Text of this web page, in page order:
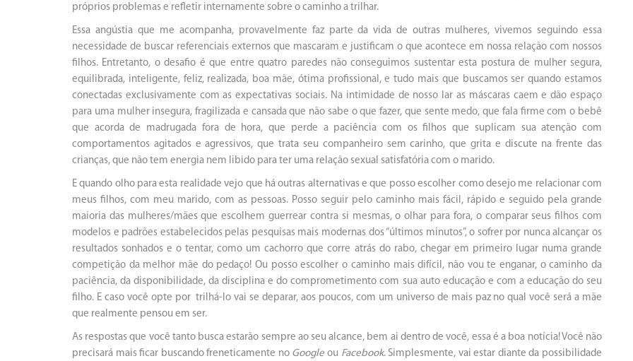
próprios problemas e refletir internamente sobre o caminho a trilhar.
Essa angústia que me acompanha, provavelmente faz parte da vida de outras mulheres, vivemos seguindo essa
necessidade de buscar referenciais externos que mascaram e justificam o que acontece em nossa relação com nossos
filhos. Entretanto, o desafio é que entre quatro paredes não conseguimos sustentar esta postura de mulher segura,
equilibrada, inteligente, feliz, realizada, boa mãe, ótima profissional, e tudo mais que buscamos ser quando estamos
conectadas exclusivamente com as expectativas sociais. Na intimidade de nosso lar as máscaras caem e dão espaço
para uma mulher insegura, fragilizada e cansada que não sabe o que fazer, que sente medo, que fala firme com o bebê
que acorda de madrugada fora de hora, que perde a paciência com os filhos que suplicam sua atenção com
comportamentos agitados e agressivos, que trata seu companheiro sem carinho, que grita e discute na frente das
crianças, que não tem energia nem libido para ter uma relação sexual satisfatória com o marido.
E quando olho para esta realidade vejo que há outras alternativas e que posso escolher como desejo me relacionar com
meus filhos, com meu marido, com as pessoas. Posso seguir pelo caminho mais fácil, rápido e seguido pela grande
maioria das mulheres/mães que escolhem guerrear contra si mesmas, o olhar para fora, o comparar seus filhos com
modelos e padrões estabelecidos pelas pesquisas mais modernas dos “últimos minutos”, o sofrer por nunca alcançar os
resultados sonhados e o tentar, como um cachorro que corre atrás do rabo, chegar em primeiro lugar numa grande
competição da melhor mãe do pedaço! Ou posso escolher o caminho mais difícil, não vou te enganar, o caminho da
paciência, da disponibilidade, da disciplina e do comprometimento com sua auto educação e com a educação do seu
filho. E caso você opte por trilhá-lo vai se deparar, aos poucos, com um universo de mais paz no qual você será a mãe
que realmente pensou em ser.
As respostas que você tanto busca estarão sempre ao seu alcance, bem ai dentro de você, essa é a boa notícia! Você não
precisará mais ficar buscando freneticamente no Google ou Facebook. Simplesmente, vai estar diante da possibilidade